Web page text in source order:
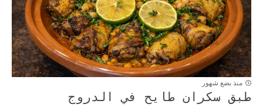
منذ بضع شهور
طبق سكران طايح في الدروج